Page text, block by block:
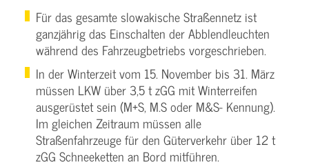
Für das gesamte slowakische Straßennetz ist
ganzjährig das Einschalten der Abblendleuchten
während des Fahrzeugbetriebs vorgeschrieben.
In der Winterzeit vom 15. November bis 31. März
müssen LKW über 3,5 t zGG mit Winterreifen
ausgerüstet sein (M+S, M.S oder M&S- Kennung).
Im gleichen Zeitraum müssen alle
Straßenfahrzeuge für den Güterverkehr über 12 t
zGG Schneeketten an Bord mitführen.